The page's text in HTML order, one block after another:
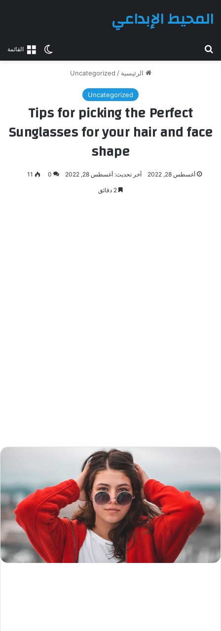
القائمةالوضع
المحيط الإبداعي
الرئيسية /
Uncategorized
Uncategorized
Tips for picking the Perfect
Sunglasses for your hair and face
shape
أغسطس 28, 2022 آخر تحديث: أغسطس 28, 2022 0
11